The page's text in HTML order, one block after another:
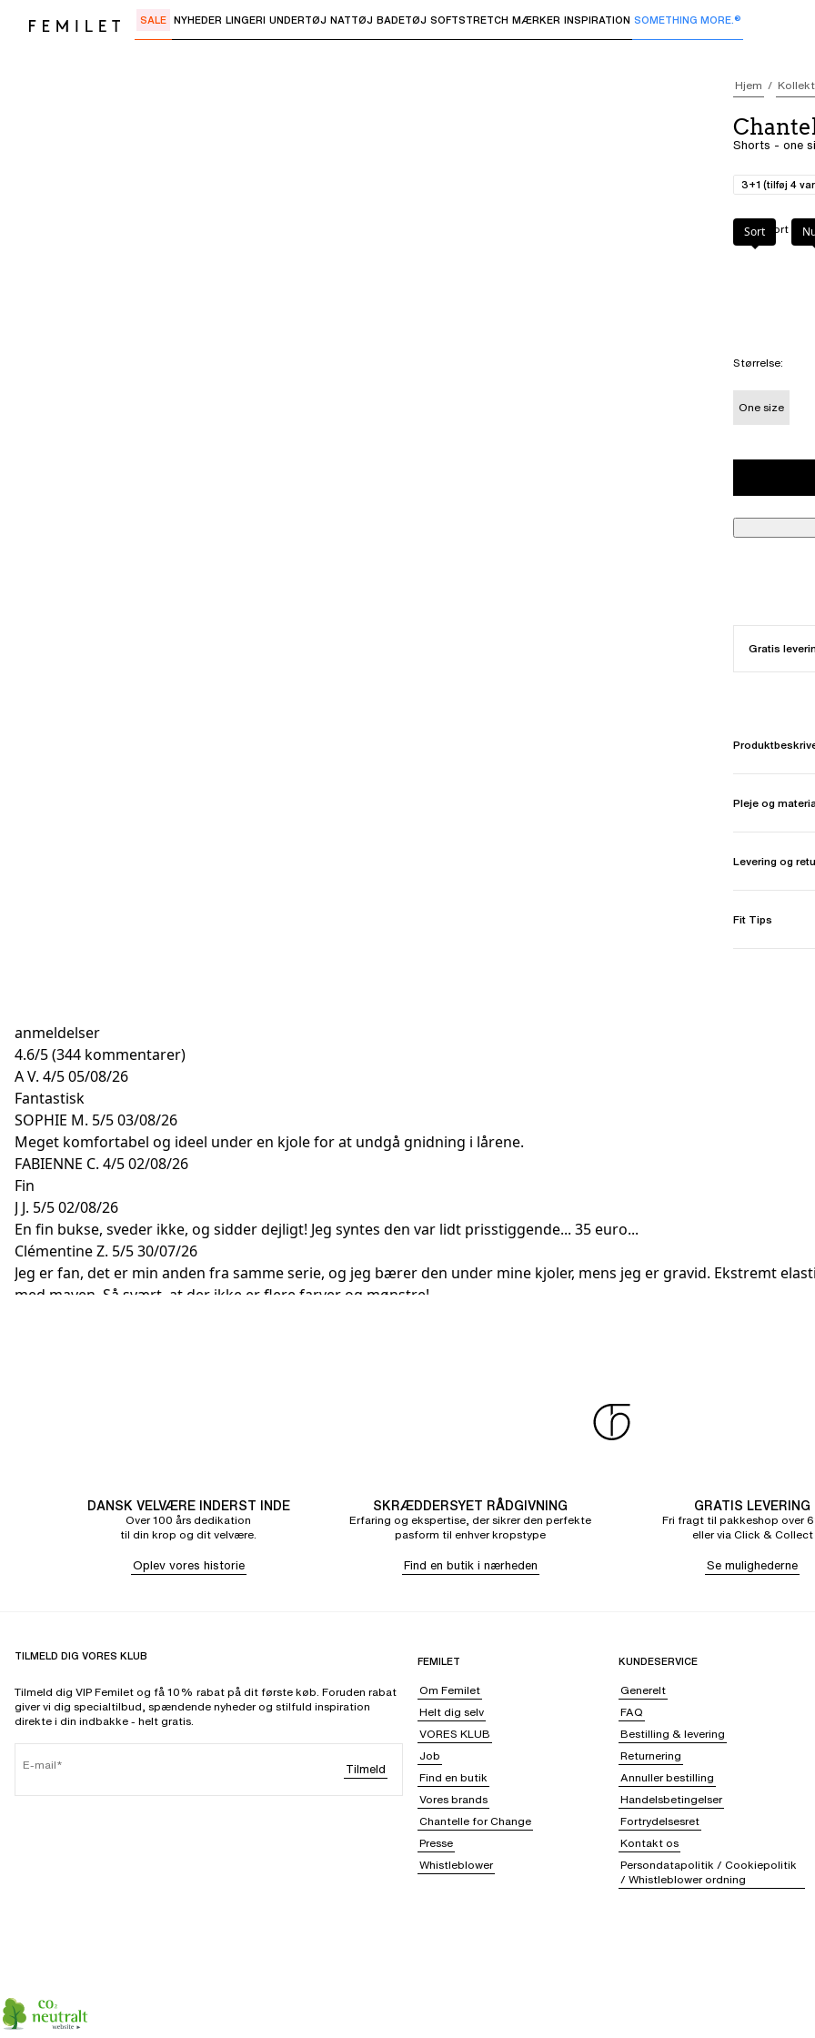
Brug "Pil ned" eller "Enter" til at åbne undermenuer og "Pil op" eller "Escape" for at vende tilbage
SALE NYHEDER LINGERI UNDERTØJ NATTØJ BADETØJ SOFTSTRETCH MÆRKER INSPIRATION SOMETHING MORE.®
Hjem
Shorts - one
3+1 (tilføj 4
Farve: Sort
Sort
Størrelse:
One size
Gratis
Pleje og
Levering og
Fit Tips
anmeldelser
4.6/5(344 kommentarer)
A V. 4/505/08/26
Fantastisk
SOPHIE M. 5/503/08/26
Meget komfortabel og ideel under en kjole for at undgå gnidning i lårene.
FABIENNE C. 4/502/08/26
Fin
J J. 5/502/08/26
En fin bukse, sveder ikke, og sidder dejligt! Jeg syntes den var lidt prisstiggende... 35 euro...
Clémentine Z. 5/530/07/26
Jeg er fan, det er min anden fra samme serie, og jeg bærer den under mine kjoler, mens jeg er gravid. Ekstremt
med maven. Så svært, at der ikke er flere farver og mønstre!
DANSK VELVÆRE INDERST INDE
Over 100 års dedikation
til din krop og dit velvære.
Oplev vores historie
SKRÆDDERSYET RÅDGIVNING
Erfaring og ekspertise, der sikrer den perfekte
pasform til enhver kropstype
Find en butik i nærheden
GRATIS LEVERING
Fri fragt til pakkeshop over
eller via Click & Collect
Se mulighederne
TILMELD DIG VORES KLUB
Tilmeld dig VIP Femilet og få 10% rabat på dit første køb. Foruden rabat
giver vi dig specialtilbud, spændende nyheder og stilfuld inspiration
direkte i din indbakke - helt gratis.
E-mail Tilmeld
FEMILET
Om Femilet
Helt dig selv
VORES KLUB
Job
Find en butik
Vores brands
Chantelle for Change
Presse
Whistleblower
KUNDESERVICE
Generelt
FAQ
Bestilling & levering
Returnering
Annuller bestilling
Handelsbetingelser
Fortrydelsesret
Kontakt os
Persondatapolitik / Cookiepolitik
/ Whistleblower ordning